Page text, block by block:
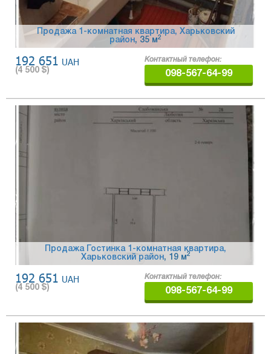
Продажа 1-комнатная квартира, Харьковский
район, 35 м2
192 651 UAH
(4 500 $)
Контактный телефон:
098-567-64-99
Продажа Гостинка 1-комнатная квартира,
Харьковский район, 19 м2
192 651 UAH
(4 500 $)
Контактный телефон:
098-567-64-99